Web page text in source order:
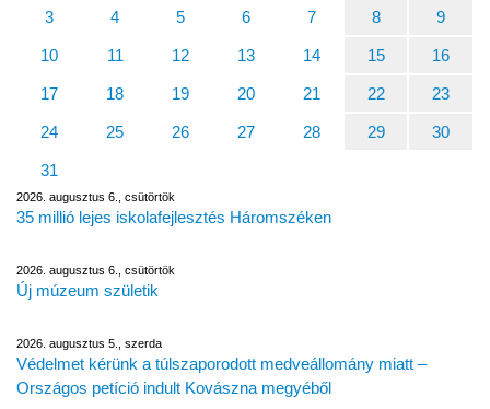
3 4 5 6 7 8 9
10 11 12 13 14 15 16
17 18 19 20 21 22 23
24 25 26 27 28 29 30
31
2026. augusztus 6., csütörtök
35 millió lejes iskolafejlesztés Háromszéken
2026. augusztus 6., csütörtök
Új múzeum születik
2026. augusztus 5., szerda
Védelmet kérünk a túlszaporodott medveállomány miatt –
Országos petíció indult Kovászna megyéből